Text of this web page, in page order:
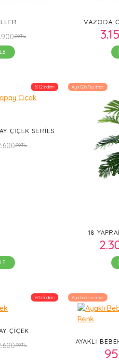
.90TL
VAZODA
%12 İndirim
ÇIÇEK SERIES
.90TL
Aynı Gün Teslimat
18
%12 İndirim
ÇIÇEK
.90TL
Aynı Gün Teslimat
AYAKLI